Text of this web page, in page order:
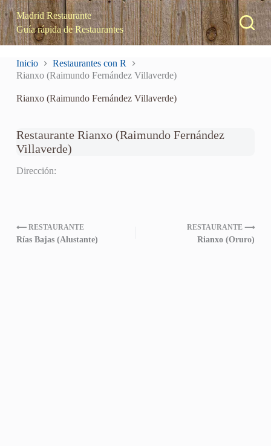
S
a
l
t
d
Madrid Restaurante
Guía rápida de Restaurantes
Inicio
Restaurantes con R
Rianxo (Raimundo Fernández Villaverde)
Rianxo (Raimundo Fernández Villaverde)
Restaurante Rianxo (Raimundo Fernández
Villaverde)
Dirección:
⟵ RESTAURANTE
Rías Bajas (Alustante)
RESTAURANTE ⟶
Rianxo (Oruro)